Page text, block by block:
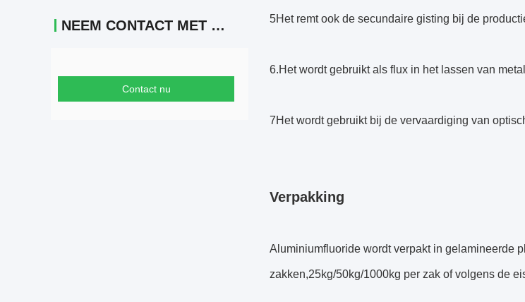
NEEM CONTACT MET ONS OP
Contact nu
5Het remt ook de secundaire gisting bij de
6.Het wordt gebruikt als flux in het lassen van
7Het wordt gebruikt bij de vervaardiging van
Verpakking
Aluminiumfluoride wordt verpakt in gelamineerde
zakken,25kg/50kg/1000kg per zak of volgens de